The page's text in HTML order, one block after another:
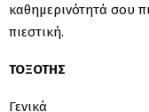
καθημερινότητά σου
πιεστική.
ΤΟΞΟΤΗΣ
Γενικά